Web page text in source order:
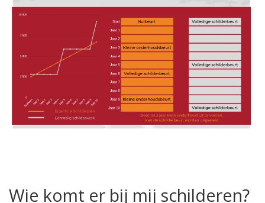
Wie komt er bij mij schilderen?